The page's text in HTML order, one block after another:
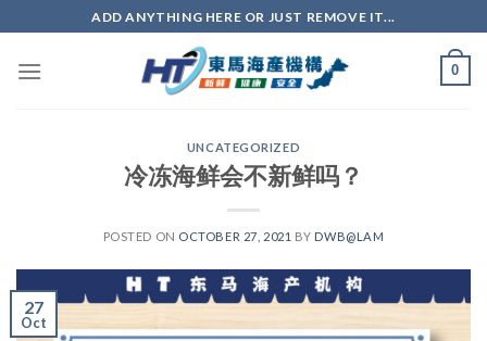
ADD ANYTHING HERE OR JUST REMOVE IT...
0
UNCATEGORIZED
冷冻海鲜会不新鲜吗？
POSTED ON OCTOBER 27, 2021 BY DWB@LAM
27
Oct